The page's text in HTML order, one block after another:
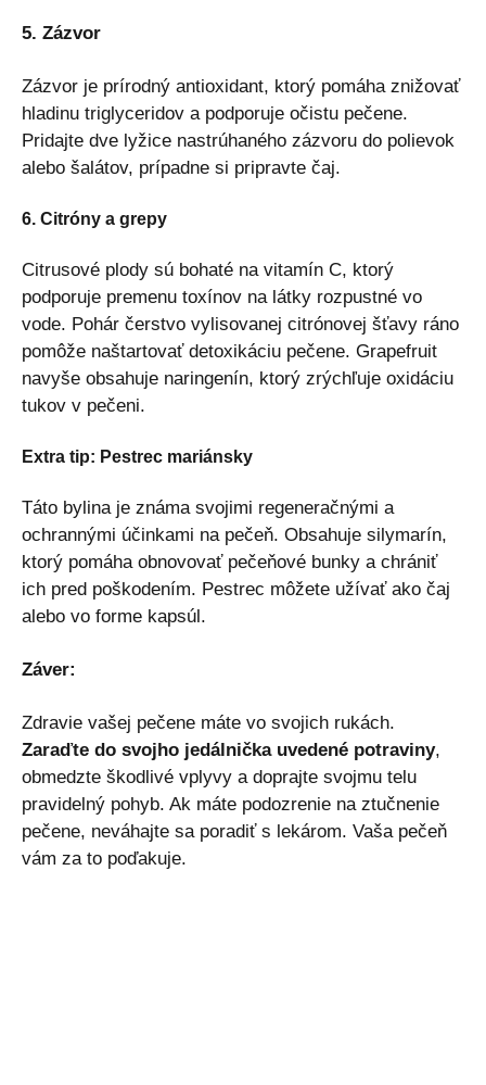
5. Zázvor
Zázvor je prírodný antioxidant, ktorý pomáha znižovať
hladinu triglyceridov a podporuje očistu pečene.
Pridajte dve lyžice nastrúhaného zázvoru do polievok
alebo šalátov, prípadne si pripravte čaj.
6. Citróny a grepy
Citrusové plody sú bohaté na vitamín C, ktorý
podporuje premenu toxínov na látky rozpustné vo
vode. Pohár čerstvo vylisovanej citrónovej šťavy ráno
pomôže naštartovať detoxikáciu pečene. Grapefruit
navyše obsahuje naringenín, ktorý zrýchľuje oxidáciu
tukov v pečeni.
Extra tip: Pestrec mariánsky
Táto bylina je známa svojimi regeneračnými a
ochrannými účinkami na pečeň. Obsahuje silymarín,
ktorý pomáha obnovovať pečeňové bunky a chrániť
ich pred poškodením. Pestrec môžete užívať ako čaj
alebo vo forme kapsúl.
Záver:
Zdravie vašej pečene máte vo svojich rukách.
Zaraďte do svojho jedálnička uvedené potraviny,
obmedzte škodlivé vplyvy a doprajte svojmu telu
pravidelný pohyb. Ak máte podozrenie na ztučnenie
pečene, neváhajte sa poradiť s lekárom. Vaša pečeň
vám za to poďakuje.